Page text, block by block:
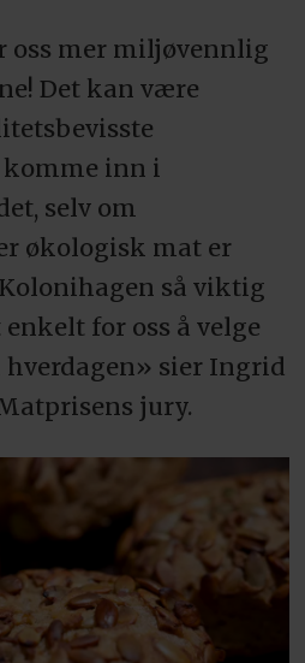
oss mer miljøvennlig
Det kan være
komme inn i
selv om
økologisk mat er
så viktig
for oss å velge
sier Ingrid
jury.